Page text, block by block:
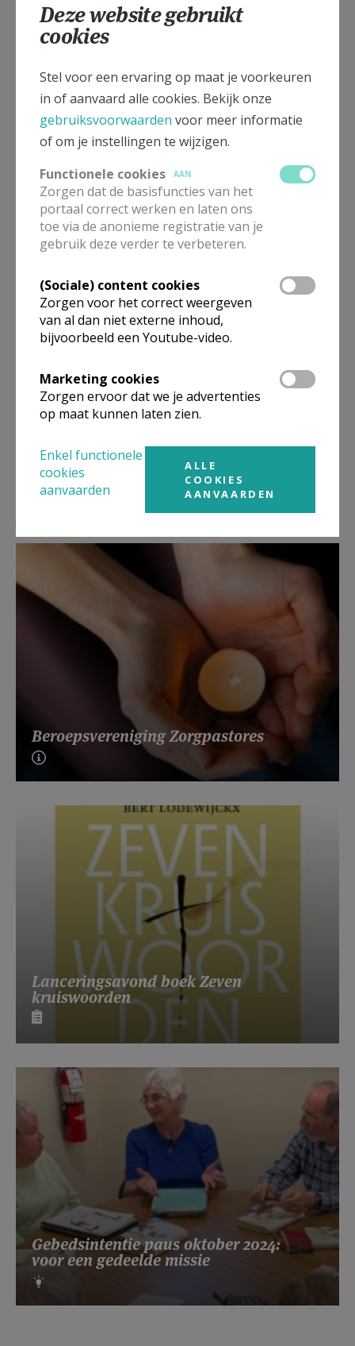
Pastorale Eenheid Emmaüs Kuurne
Meer
Artikel
Kerk & Leven abonnement herabonnering
Beroepsvereniging Zorgpastores
Lanceringsavond boek Zeven
kruiswoorden
Gebedsintentie paus oktober 2024:
voor een gedeelde missie
Deze website gebruikt
cookies
Stel voor een ervaring op maat je voorkeuren
in of aanvaard alle cookies. Bekijk onze
gebruiksvoorwaarden voor meer informatie
of om je instellingen te wijzigen.
Functionele cookies
AAN
Zorgen dat de basisfuncties van het
portaal correct werken en laten ons
toe via de anonieme registratie van je
gebruik deze verder te verbeteren.
(Sociale) content cookies
Zorgen voor het correct weergeven
van al dan niet externe inhoud,
bijvoorbeeld een Youtube-video.
Marketing cookies
Zorgen ervoor dat we je advertenties
op maat kunnen laten zien.
Enkel functionele
cookies
aanvaarden
ALLE
COOKIES
AANVAARDEN